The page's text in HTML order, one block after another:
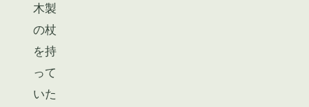
木製
の杖
を持
って
いた